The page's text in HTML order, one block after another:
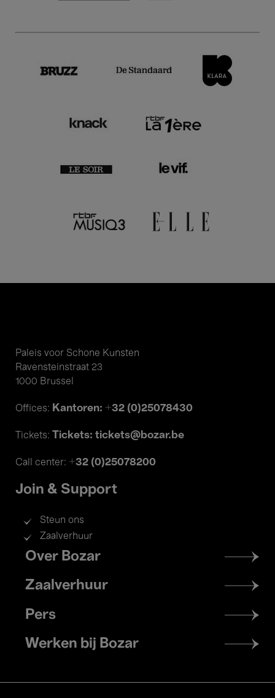
Paleis voor Schone Kunsten
Ravensteinstraat 23
1000 Brussel
Offices: Kantoren: +32 (0)25078430
Tickets: Tickets: tickets@bozar.be
Call center: +32 (0)25078200
Join & Support
Steun ons
Zaalverhuur
Footer
menu
Over Bozar
Zaalverhuur
Pers
Werken bij Bozar